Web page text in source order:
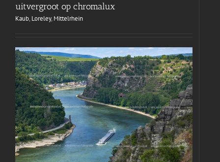
uitvergroot op chromalux
Kaub, Loreley, Mittelrhein